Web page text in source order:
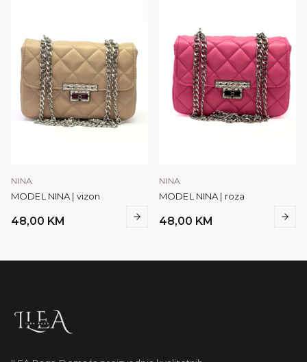
NINA
MODEL NINA | vizon
48,00 KM
NINA
MODEL NINA | roza
48,00 KM